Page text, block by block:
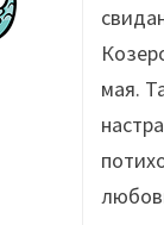
мая.